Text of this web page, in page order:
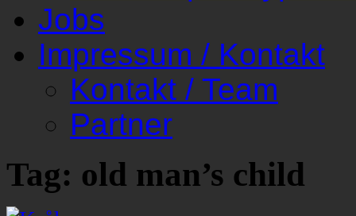
Jobs
Impressum / Kontakt
Kontakt / Team
Partner
Tag: old man’s child